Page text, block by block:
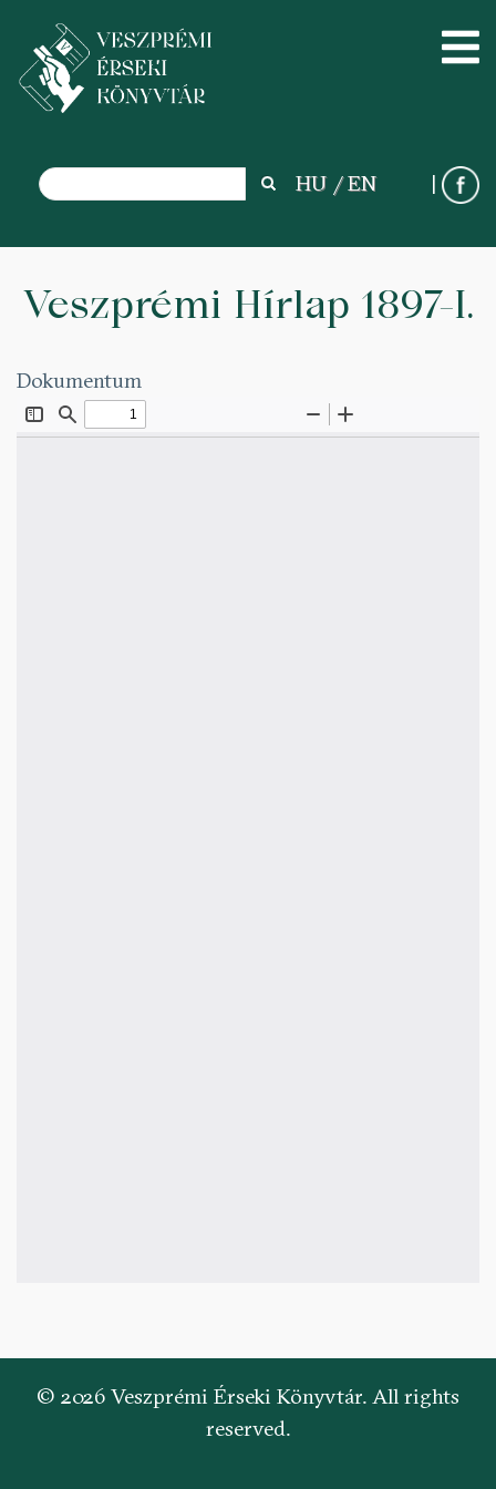
tartalomra
Search
Search HU EN
Veszprémi Hírlap 1897-I.
Dokumentum
© 2026 Veszprémi Érseki Könyvtár. All rights
reserved.